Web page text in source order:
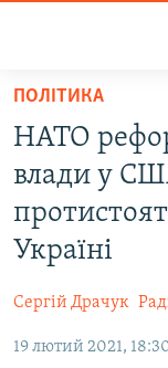
Перейти
основного
матеріалу
до
основної
Перейти
до
ВОДА.КРИМ
ВІДЕО ТА ФОТО
ПОЛІТИКА
ПОГЛЯД
ІНТЕРВ'Ю
ПОЛІТИКА
НАТО
влади у
Україні
Сергій Драчук
19 лютий 2021,